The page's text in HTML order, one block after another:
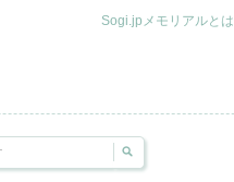
Sogi.jpメモリアルとは